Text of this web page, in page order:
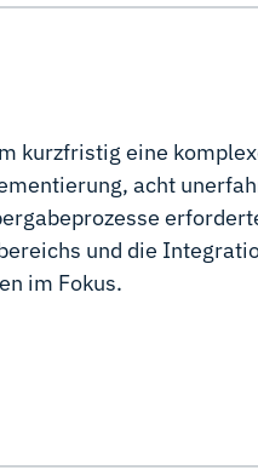
kurzfristig eine
acht
und die
im Fokus.